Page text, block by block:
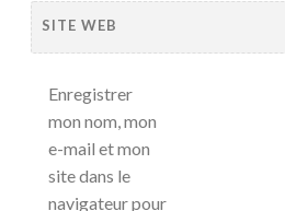
SITE WEB
Enregistrer
mon nom, mon
e-mail et mon
site dans le
navigateur pour